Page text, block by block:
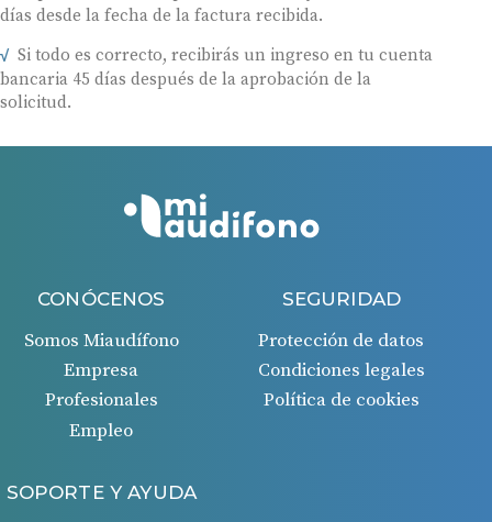
días desde la fecha de la factura recibida.
Si todo es correcto, recibirás un ingreso en tu cuenta
bancaria 45 días después de la aprobación de la
solicitud.
CONÓCENOS
Somos Miaudífono
Empresa
Profesionales
Empleo
SEGURIDAD
Protección de datos
Condiciones legales
Política de cookies
SOPORTE Y AYUDA